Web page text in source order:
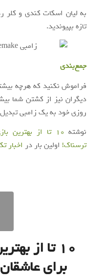
به لیان اسکات کندی و کلر
تازه بپیوندید.
جمع‌بندی
فراموش نکنید که هرچه
دیگران نیز از کشتن شما
روزی خود به یک زامبی
نوشته
10 تا از
ترسناک! اولین بار در اخبار
۱۰ تا از
برای